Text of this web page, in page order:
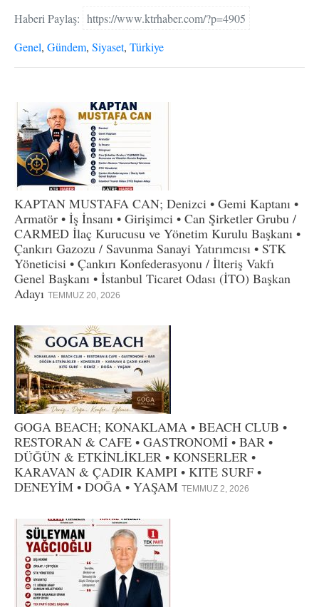
Haberi Paylaş: https://www.ktrhaber.com/?p=4905
Genel, Gündem, Siyaset, Türkiye
KAPTAN MUSTAFA CAN; Denizci • Gemi Kaptanı •
Armatör • İş İnsanı • Girişimci • Can Şirketler Grubu /
CARMED İlaç Kurucusu ve Yönetim Kurulu Başkanı •
Çankırı Gazozu / Savunma Sanayi Yatırımcısı • STK
Yöneticisi • Çankırı Konfederasyonu / İlteriş Vakfı
Genel Başkanı • İstanbul Ticaret Odası (İTO) Başkan
Adayı TEMMUZ 20, 2026
GOGA BEACH; KONAKLAMA • BEACH CLUB •
RESTORAN & CAFE • GASTRONOMİ • BAR •
DÜĞÜN & ETKİNLİKLER • KONSERLER •
KARAVAN & ÇADIR KAMPI • KITE SURF •
DENEYİM • DOĞA • YAŞAM TEMMUZ 2, 2026